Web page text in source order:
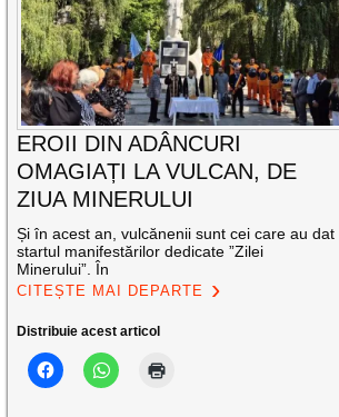
EROII DIN ADÂNCURI
OMAGIAȚI LA VULCAN, DE
ZIUA MINERULUI
Și în acest an, vulcănenii sunt cei care au dat
startul manifestărilor dedicate ”Zilei
Minerului”. În
CITEȘTE MAI DEPARTE
Distribuie acest articol